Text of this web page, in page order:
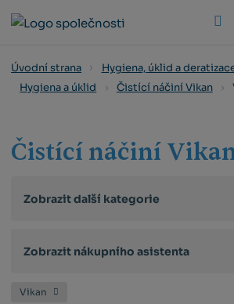
Úvodní strana
Hygiena, úklid a
Hygiena a úklid
Čistící náčiní Vikan
Čistící náčiní
Zobrazit další kategorie
Zobrazit nákupního asistenta
Vikan